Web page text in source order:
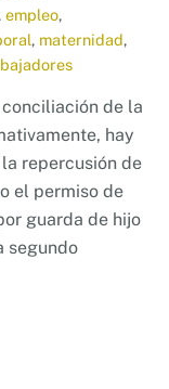
,empleo,
, maternidad,
de la
hay
repercusión de
el permiso de
guarda de hijo
segundo